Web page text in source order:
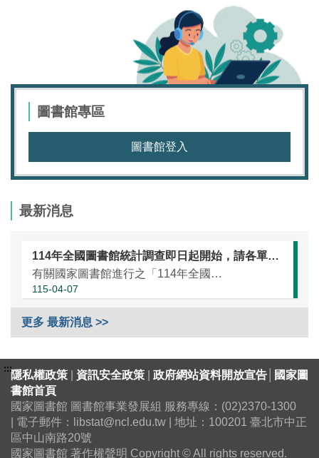
圖書館專區
圖書館登入
最新消息
114年全國圖書館統計調查即日起開始，請各單位協助於本（115）年5月25日前完成統計資訊填報（延長至7月10日）
有關國家圖書館進行之「114年全國圖書館統計」調查，涵蓋全國大專校院圖書館、國民小學圖書館、國民中學圖書館、高級中等學校暨特殊教育學校圖書館，以及專門圖書館，藉由相關統計數據之蒐集，將有助瞭解我國各類...
115-04-07
更多 最新消息 >>
:::隱私權政策 資訊安全政策 政府網站資料開放宣告
國家圖
書館首頁
國家圖書館 圖書館事業發展組 服務專線：(02)2370-1300
| 電子郵件：libstat@ncl.edu.tw | 地址：100201 臺北市中正
區中山南路20號
國家圖書館 著作權聲明 Copyright © All rights reserved.